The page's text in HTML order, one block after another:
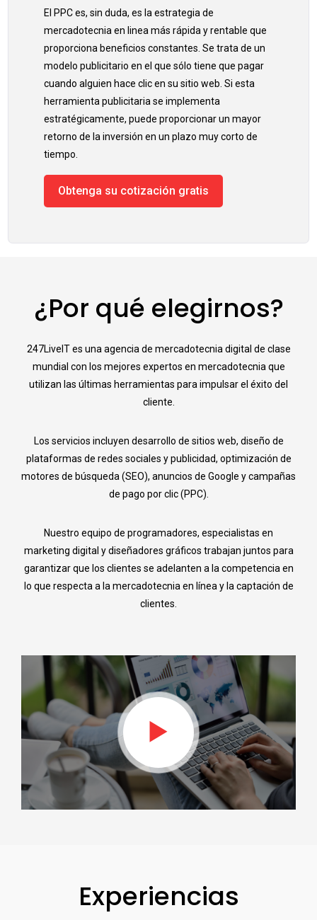
El PPC es, sin duda, es la estrategia de
mercadotecnia en linea más rápida y rentable que
proporciona beneficios constantes. Se trata de un
modelo publicitario en el que sólo tiene que pagar
cuando alguien hace clic en su sitio web. Si esta
herramienta publicitaria se implementa
estratégicamente, puede proporcionar un mayor
retorno de la inversión en un plazo muy corto de
tiempo.
Obtenga su cotización gratis
¿Por qué elegirnos?
247LiveIT es una agencia de mercadotecnia digital de clase
mundial con los mejores expertos en mercadotecnia que
utilizan las últimas herramientas para impulsar el éxito del
cliente.
Los servicios incluyen desarrollo de sitios web, diseño de
plataformas de redes sociales y publicidad, optimización de
motores de búsqueda (SEO), anuncios de Google y campañas
de pago por clic (PPC).
Nuestro equipo de programadores, especialistas en
marketing digital y diseñadores gráficos trabajan juntos para
garantizar que los clientes se adelanten a la competencia en
lo que respecta a la mercadotecnia en línea y la captación de
clientes.
Experiencias